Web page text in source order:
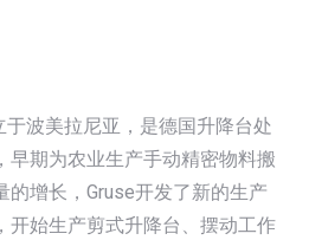
波美拉尼亚，是德国升降台处
早期为农业生产手动精密物料搬
的增长，Gruse开发了新的生产
开始生产剪式升降台、摆动工作